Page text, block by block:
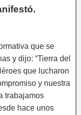
que se
y dijo: “Tierra del
que lucharon
y nuestra
trabajamos
hace unos